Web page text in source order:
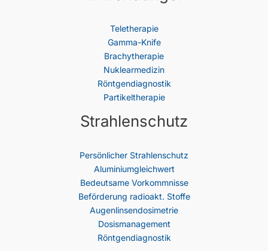
Teletherapie
Gamma-Knife
Brachytherapie
Nuklearmedizin
Röntgendiagnostik
Partikeltherapie
Strahlenschutz
Persönlicher Strahlenschutz
Aluminiumgleichwert
Bedeutsame Vorkommnisse
Beförderung radioakt. Stoffe
Augenlinsendosimetrie
Dosismanagement
Röntgendiagnostik